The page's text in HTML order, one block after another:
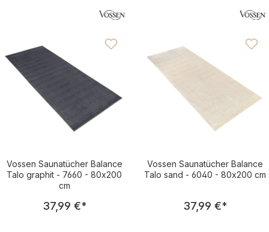
Vossen Saunatücher Balance
Talo graphit - 7660 - 80x200
cm
Regulärer Preis:
37,99 €*
Vossen Saunatücher Balance
Talo sand - 6040 - 80x200 cm
Regulärer
37,99 €*